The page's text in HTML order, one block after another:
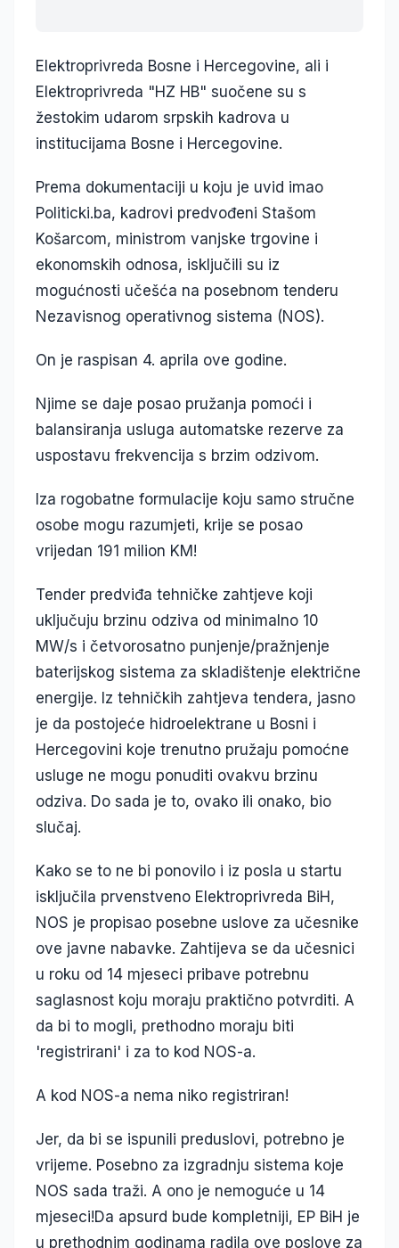
Elektroprivreda Bosne i Hercegovine, ali i
Elektroprivreda "HZ HB" suočene su s
žestokim udarom srpskih kadrova u
institucijama Bosne i Hercegovine.
Prema dokumentaciji u koju je uvid imao
Politicki.ba, kadrovi predvođeni Stašom
Košarcom, ministrom vanjske trgovine i
ekonomskih odnosa, isključili su iz
mogućnosti učešća na posebnom tenderu
Nezavisnog operativnog sistema (NOS).
On je raspisan 4. aprila ove godine.
Njime se daje posao pružanja pomoći i
balansiranja usluga automatske rezerve za
uspostavu frekvencija s brzim odzivom.
Iza rogobatne formulacije koju samo stručne
osobe mogu razumjeti, krije se posao
vrijedan 191 milion KM!
Tender predviđa tehničke zahtjeve koji
uključuju brzinu odziva od minimalno 10
MW/s i četvorosatno punjenje/pražnjenje
baterijskog sistema za skladištenje električne
energije. Iz tehničkih zahtjeva tendera, jasno
je da postojeće hidroelektrane u Bosni i
Hercegovini koje trenutno pružaju pomoćne
usluge ne mogu ponuditi ovakvu brzinu
odziva. Do sada je to, ovako ili onako, bio
slučaj.
Kako se to ne bi ponovilo i iz posla u startu
isključila prvenstveno Elektroprivreda BiH,
NOS je propisao posebne uslove za učesnike
ove javne nabavke. Zahtijeva se da učesnici
u roku od 14 mjeseci pribave potrebnu
saglasnost koju moraju praktično potvrditi. A
da bi to mogli, prethodno moraju biti
'registrirani' i za to kod NOS-a.
A kod NOS-a nema niko registriran!
Jer, da bi se ispunili preduslovi, potrebno je
vrijeme. Posebno za izgradnju sistema koje
NOS sada traži. A ono je nemoguće u 14
mjeseci!Da apsurd bude kompletniji, EP BiH je
u prethodnim godinama radila ove poslove za